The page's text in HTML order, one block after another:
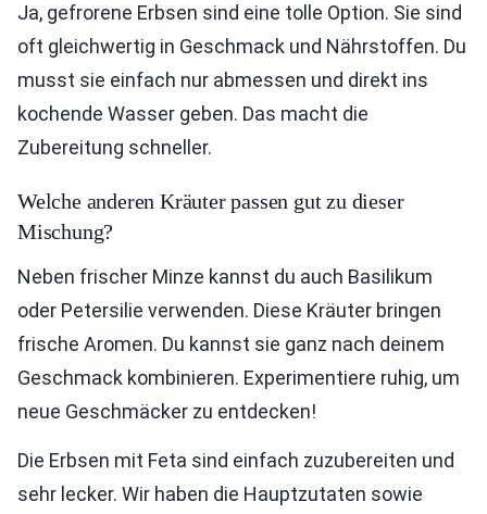
Ja, gefrorene Erbsen sind eine tolle Option. Sie sind
oft gleichwertig in Geschmack und Nährstoffen. Du
musst sie einfach nur abmessen und direkt ins
kochende Wasser geben. Das macht die
Zubereitung schneller.
Welche anderen Kräuter passen gut zu dieser
Mischung?
Neben frischer Minze kannst du auch Basilikum
oder Petersilie verwenden. Diese Kräuter bringen
frische Aromen. Du kannst sie ganz nach deinem
Geschmack kombinieren. Experimentiere ruhig, um
neue Geschmäcker zu entdecken!
Die Erbsen mit Feta sind einfach zuzubereiten und
sehr lecker. Wir haben die Hauptzutaten sowie